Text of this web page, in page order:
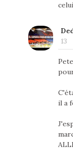
13
il a